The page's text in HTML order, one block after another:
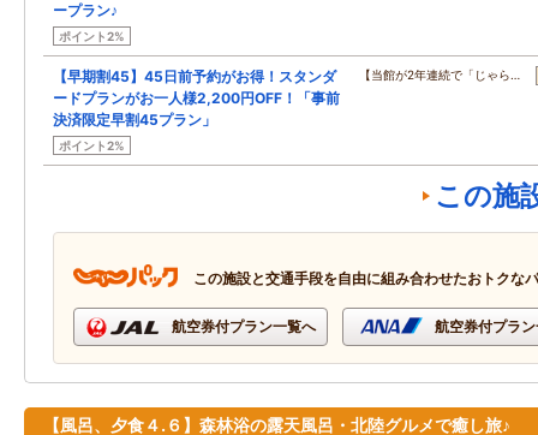
ープラン♪
ポイント2%
【早期割45】45日前予約がお得！スタンダ
ードプランがお一人様2,200円OFF！「事前
決済限定早割45プラン」
ポイント2%
【当館が2年連続で「じゃら…
この施
この施設と交通手段を自由に組み合わせたおトクな
航空券付プラン一覧へ 航空券付プラ
【風呂、夕食４.６】森林浴の露天風呂・北陸グルメで癒し旅